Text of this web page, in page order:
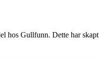
hos Gullfunn. Dette har